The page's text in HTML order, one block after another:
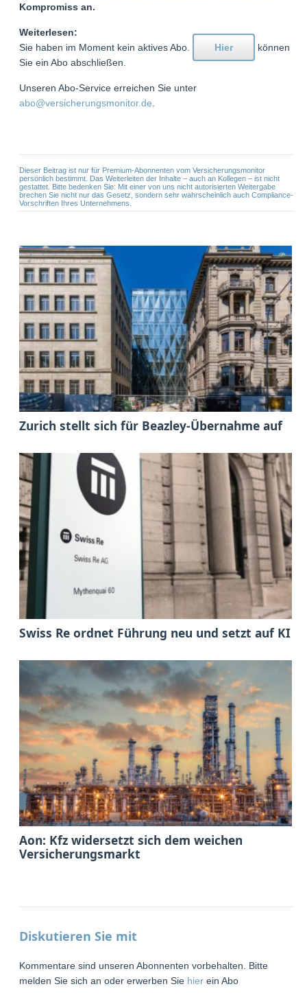
Kompromiss an.
Weiterlesen:
Sie haben im Moment kein aktives Abo.
Hier
können
Sie ein Abo abschließen.
Unseren Abo-Service erreichen Sie unter
abo@versicherungsmonitor.de
Dieser Beitrag ist nur für Premium-Abonnenten vom Versicherungsmonitor
persönlich bestimmt. Das Weiterleiten der Inhalte – auch an Kollegen – ist nicht
gestattet. Bitte bedenken Sie: Mit einer von uns nicht autorisierten Weitergabe
brechen Sie nicht nur das Gesetz, sondern sehr wahrscheinlich auch Compliance-
Vorschriften Ihres Unternehmens.
Zurich stellt sich für Beazley-Übernahme auf
Swiss Re ordnet Führung neu und setzt auf KI
Aon: Kfz widersetzt sich dem weichen
Versicherungsmarkt
Diskutieren Sie mit
Kommentare sind unseren Abonnenten vorbehalten. Bitte
melden Sie sich an oder erwerben Sie hier ein Abo